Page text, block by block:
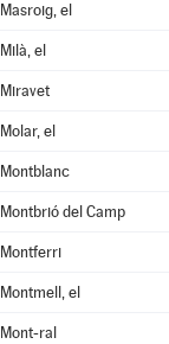
Masroig, el
Milà, el
Miravet
Molar, el
Montblanc
Montbrió del Camp
Montferri
Montmell, el
Mont-ral